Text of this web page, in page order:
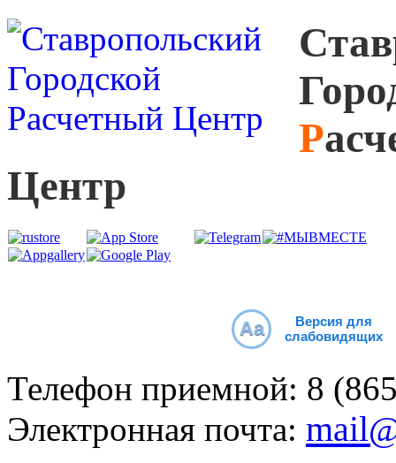
С
Г
Р
Центр
Aa
Версия для
слабовидящих
Телефон приемной: 8
Электронная почта: